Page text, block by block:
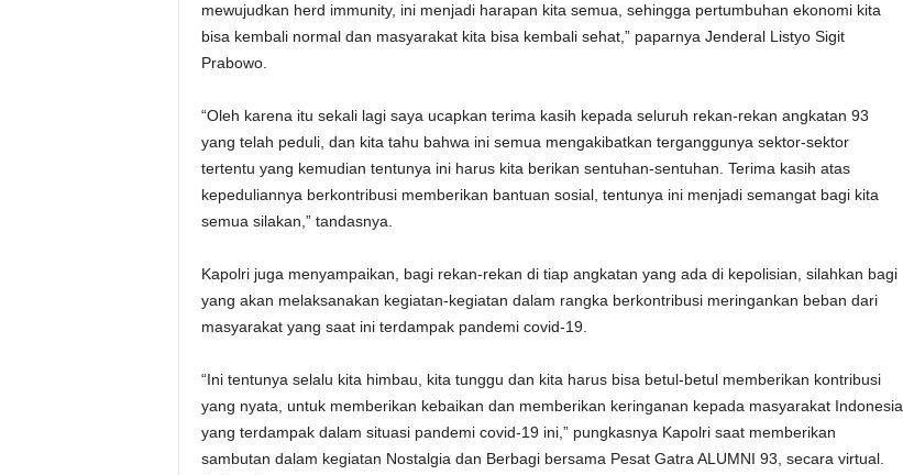
mewujudkan herd immunity, ini menjadi harapan kita semua, sehingga pertumbuhan ekonomi kita
bisa kembali normal dan masyarakat kita bisa kembali sehat,” paparnya Jenderal Listyo Sigit
Prabowo.
“Oleh karena itu sekali lagi saya ucapkan terima kasih kepada seluruh rekan-rekan angkatan 93
yang telah peduli, dan kita tahu bahwa ini semua mengakibatkan terganggunya sektor-sektor
tertentu yang kemudian tentunya ini harus kita berikan sentuhan-sentuhan. Terima kasih atas
kepeduliannya berkontribusi memberikan bantuan sosial, tentunya ini menjadi semangat bagi kita
semua silakan,” tandasnya.
Kapolri juga menyampaikan, bagi rekan-rekan di tiap angkatan yang ada di kepolisian, silahkan bagi
yang akan melaksanakan kegiatan-kegiatan dalam rangka berkontribusi meringankan beban dari
masyarakat yang saat ini terdampak pandemi covid-19.
“Ini tentunya selalu kita himbau, kita tunggu dan kita harus bisa betul-betul memberikan kontribusi
yang nyata, untuk memberikan kebaikan dan memberikan keringanan kepada masyarakat Indonesia
yang terdampak dalam situasi pandemi covid-19 ini,” pungkasnya Kapolri saat memberikan
sambutan dalam kegiatan Nostalgia dan Berbagi bersama Pesat Gatra ALUMNI 93, secara virtual.